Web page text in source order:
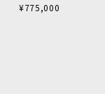
¥775,000